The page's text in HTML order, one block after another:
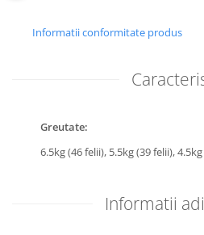
Informatii conformitate produs
Greutate:
6.5kg (46 felii), 5.5kg (39 felii),
Informatii